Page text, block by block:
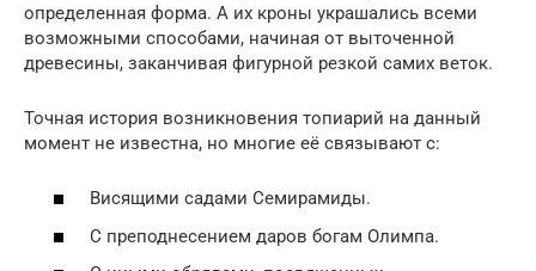
определенная форма. А их кроны украшались всеми
возможными способами, начиная от выточенной
древесины, заканчивая фигурной резкой самих веток.
Точная история возникновения топиарий на данный
момент не известна, но многие её связывают с:
Висящими садами Семирамиды.
С преподнесением даров богам Олимпа.